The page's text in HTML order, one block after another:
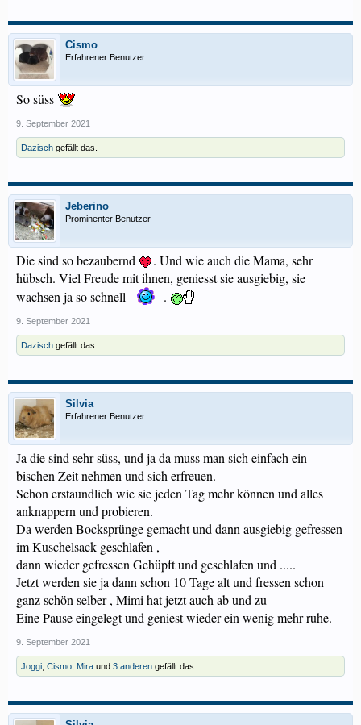
Cismo
Erfahrener Benutzer
So süss
9. September 2021
Dazisch gefällt das.
Jeberino
Prominenter Benutzer
Die sind so bezaubernd
. Und wie auch die Mama, sehr
hübsch. Viel Freude mit ihnen, geniesst sie ausgiebig, sie
wachsen ja so schnell
.
9. September 2021
Dazisch gefällt das.
Silvia
Erfahrener Benutzer
Ja die sind sehr süss, und ja da muss man sich einfach ein
bischen Zeit nehmen und sich erfreuen.
Schon erstaundlich wie sie jeden Tag mehr können und alles
anknappern und probieren.
Da werden Bocksprünge gemacht und dann ausgiebig gefressen
im Kuschelsack geschlafen ,
dann wieder gefressen Gehüpft und geschlafen und .....
Jetzt werden sie ja dann schon 10 Tage alt und fressen schon
ganz schön selber , Mimi hat jetzt auch ab und zu
Eine Pause eingelegt und geniest wieder ein wenig mehr ruhe.
9. September 2021
Joggi Cismo Mira und 3 anderen gefällt das.